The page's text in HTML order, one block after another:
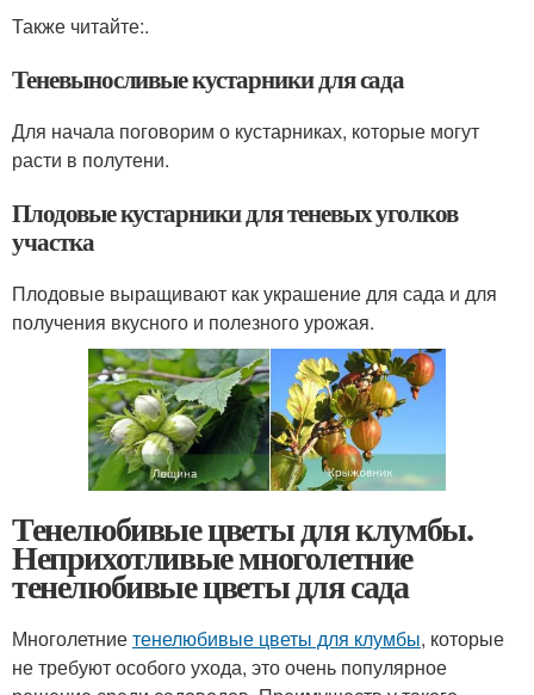
Также читайте:.
Теневыносливые кустарники для сада
Для начала поговорим о кустарниках, которые могут
расти в полутени.
Плодовые кустарники для теневых уголков
участка
Плодовые выращивают как украшение для сада и для
получения вкусного и полезного урожая.
Тенелюбивые цветы для клумбы.
Неприхотливые многолетние
тенелюбивые цветы для сада
Многолетниетенелюбивые цветы для клумбы, которые
не требуют особого ухода, это очень популярное